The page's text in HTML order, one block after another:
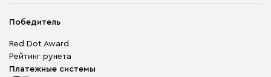
Гарантия
Для бизнеса
Карта сайта
Корпусная мебель
Модульная мебель
Столы и стулья
Победитель
Red Dot Award
Рейтинг рунета
Платежные системы